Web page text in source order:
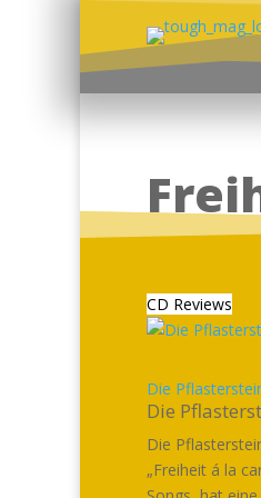
CD Reviews
Die
Die
Die
„Freiheit á la